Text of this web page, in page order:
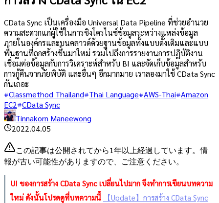
CData Sync เป็นเครื่องมือ Universal Data Pipeline ที่ช่วยอำนวย
ความสะดวกแก่ผู้ใช้ในการซิงโครไนซ์ข้อมูลระหว่างแหล่งข้อมูล
ภายในองค์กรและบนคลาวด์ด้วยฐานข้อมูลทั้งแบบดั้งเดิมและแบบ
พื้นฐานที่ถูกสร้างขึ้นมาใหม่ รวมไปถึงการรายงานการปฏิบัติงาน
เชื่อมต่อข้อมูลกับการวิเคราะห์สำหรับ BI และจัดเก็บข้อมูลสำหรับ
การกู้คืนจากภัยพิบัติ และอื่นๆ อีกมากมาย เราลองมาใช้ CData Sync
กันเถอะ
Classmethod Thailand Thai Language AWS-Thai Amazon
EC2 CData Sync
Tinnakorn Maneewong
2022.04.05
この記事は公開されてから1年以上経過しています。情
報が古い可能性がありますので、ご注意ください。
UI ของการสร้าง CData Sync เปลี่ยนไปมาก จึงทำการเขียนบทความ
ใหม่ ดังนั้นโปรดดูที่บทความนี้
【Update】การสร้าง CData Sync